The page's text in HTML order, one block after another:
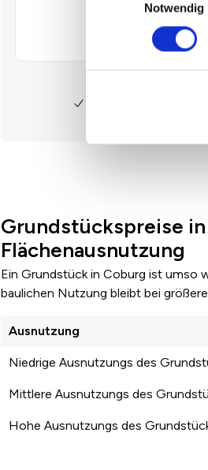
Notwendig
Grundstückspreise
Flächenausnutzung
Ein Grundstück in Coburg ist umso
baulichen Nutzung bleibt bei
Ausnutzung
Niedrige Ausnutzungs des
Mittlere Ausnutzungs des
Hohe Ausnutzungs des